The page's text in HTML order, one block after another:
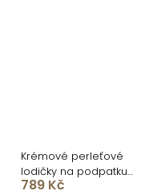
Krémové perleťové
lodičky na podpatku
KEROLA
789 Kč